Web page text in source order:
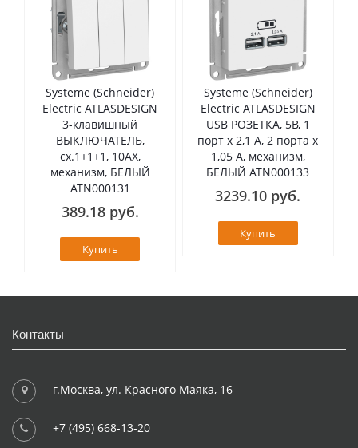
Systeme (Schneider)
Electric ATLASDESIGN
3-клавишный
ВЫКЛЮЧАТЕЛЬ,
сх.1+1+1, 10АХ,
механизм, БЕЛЫЙ
ATN000131
389.18 руб.
Купить
Systeme (Schneider)
Electric ATLASDESIGN
USB РОЗЕТКА, 5В, 1
порт x 2,1 А, 2 порта х
1,05 А, механизм,
БЕЛЫЙ ATN000133
3239.10 руб.
Купить
Контакты
г.Москва, ул. Красного Маяка, 16
+7 (495) 668-13-20